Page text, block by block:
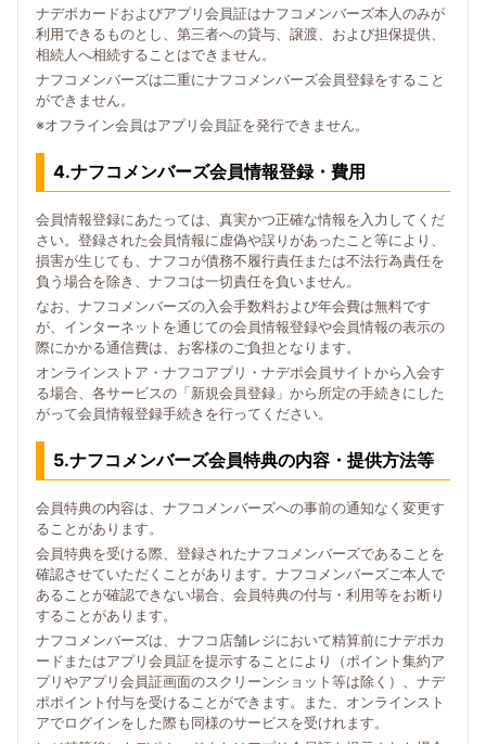
ナデポカードおよびアプリ会員証はナフコメンバーズ本人のみが
利用できるものとし、第三者への貸与、譲渡、および担保提供、
相続人へ相続することはできません。
ナフコメンバーズは二重にナフコメンバーズ会員登録をすること
ができません。
※オフライン会員はアプリ会員証を発行できません。
4.ナフコメンバーズ会員情報登録・費用
会員情報登録にあたっては、真実かつ正確な情報を入力してくだ
さい。登録された会員情報に虚偽や誤りがあったこと等により、
損害が生じても、ナフコが債務不履行責任または不法行為責任を
負う場合を除き、ナフコは一切責任を負いません。
なお、ナフコメンバーズの入会手数料および年会費は無料です
が、インターネットを通じての会員情報登録や会員情報の表示の
際にかかる通信費は、お客様のご負担となります。
オンラインストア・ナフコアプリ・ナデポ会員サイトから入会す
る場合、各サービスの「新規会員登録」から所定の手続きにした
がって会員情報登録手続きを行ってください。
5.ナフコメンバーズ会員特典の内容・提供方法等
会員特典の内容は、ナフコメンバーズへの事前の通知なく変更す
ることがあります。
会員特典を受ける際、登録されたナフコメンバーズであることを
確認させていただくことがあります。ナフコメンバーズご本人で
あることが確認できない場合、会員特典の付与・利用等をお断り
することがあります。
ナフコメンバーズは、ナフコ店舗レジにおいて精算前にナデポカ
ードまたはアプリ会員証を提示することにより（ポイント集約ア
プリやアプリ会員証画面のスクリーンショット等は除く）、ナデ
ポポイント付与を受けることができます。また、オンラインスト
アでログインをした際も同様のサービスを受けれます。